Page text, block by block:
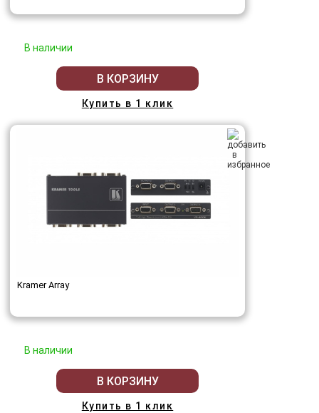
В наличии
В КОРЗИНУ
Купить в 1 клик
Kramer Array
В наличии
В КОРЗИНУ
Купить в 1 клик